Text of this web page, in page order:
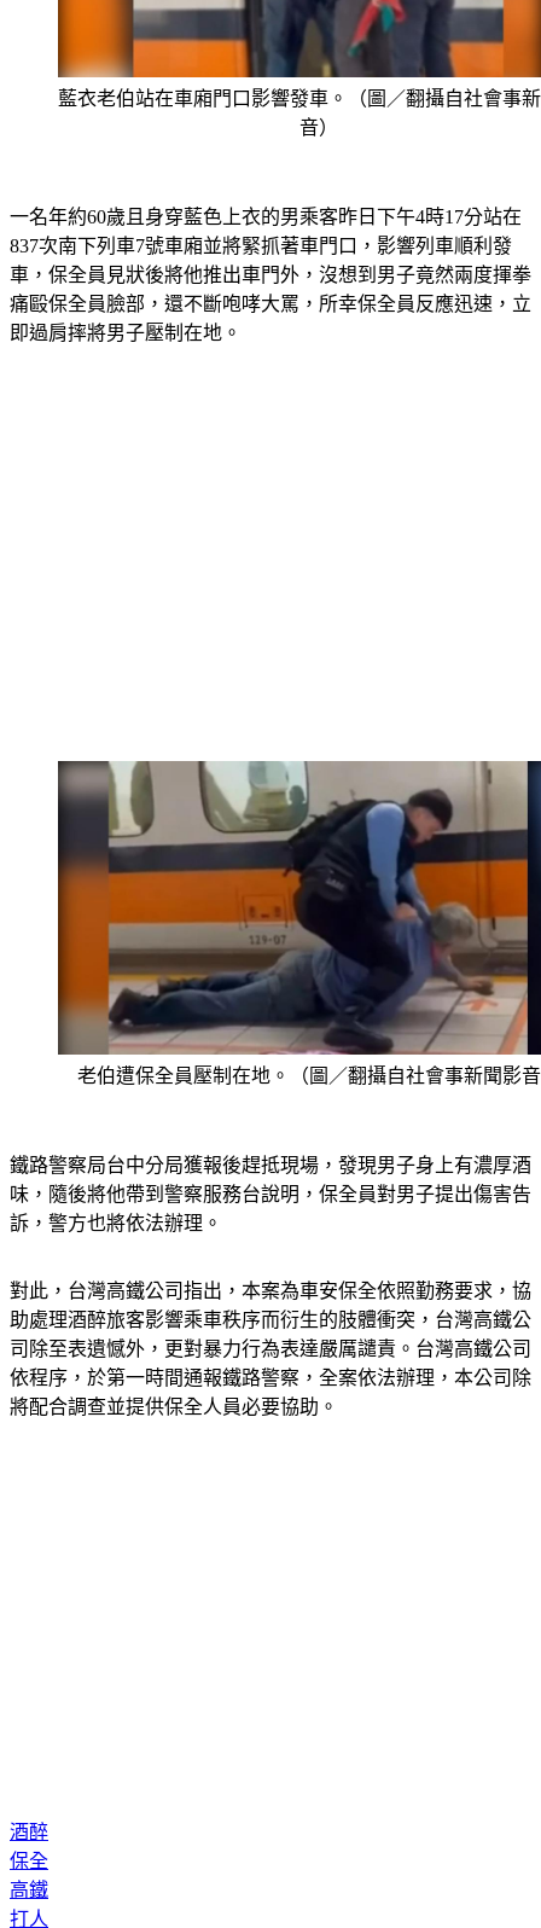
藍衣老伯站在車廂門口影響發車。（圖／翻攝自社會事
音）
一名年約60歲且身穿藍色上衣的男乘客昨日下午4時17分站在
837次南下列車7號車廂並將緊抓著車門口，影響列車順利發
車，保全員見狀後將他推出車門外，沒想到男子竟然兩度揮拳
痛毆保全員臉部，還不斷咆哮大罵，所幸保全員反應迅速，立
即過肩摔將男子壓制在地。
老伯遭保全員壓制在地。（圖／翻攝自社會事新聞影
鐵路警察局台中分局獲報後趕抵現場，發現男子身上有濃厚酒
味，隨後將他帶到警察服務台說明，保全員對男子提出傷害告
訴，警方也將依法辦理。
對此，台灣高鐵公司指出，本案為車安保全依照勤務要求，協
助處理酒醉旅客影響乘車秩序而衍生的肢體衝突，台灣高鐵公
司除至表遺憾外，更對暴力行為表達嚴厲譴責。台灣高鐵公司
依程序，於第一時間通報鐵路警察，全案依法辦理，本公司除
將配合調查並提供保全人員必要協助。
酒醉
保全
高鐵
打人